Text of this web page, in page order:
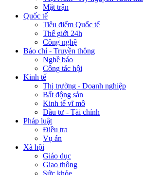
Mặt trận
Quốc tế
Tiêu điểm Quốc tế
Thế giới 24h
Công nghệ
Báo chí - Truyền thông
Nghề báo
Công tác hội
Kinh tế
Thị trường - Doanh nghiệp
Bất động sản
Kinh tế vĩ mô
Đầu tư - Tài chính
Pháp luật
Điều tra
Vụ án
Xã hội
Giáo dục
Giao thông